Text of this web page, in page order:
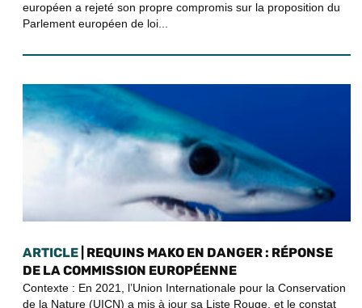
européen a rejeté son propre compromis sur la proposition du
Parlement européen de loi...
ARTICLE | REQUINS MAKO EN DANGER : RÉPONSE
DE LA COMMISSION EUROPÉENNE
Contexte : En 2021, l’Union Internationale pour la Conservation
de la Nature (UICN) a mis à jour sa Liste Rouge, et le constat